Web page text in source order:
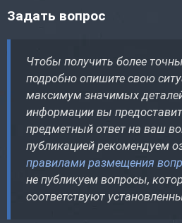
Задать вопрос
Чтобы получить более
подробно опишите свою
максимум значимых
информации вы
предметный ответ на ваш
публикацией рекомендуем
правилами размещения
не публикуем вопросы,
соответствуют